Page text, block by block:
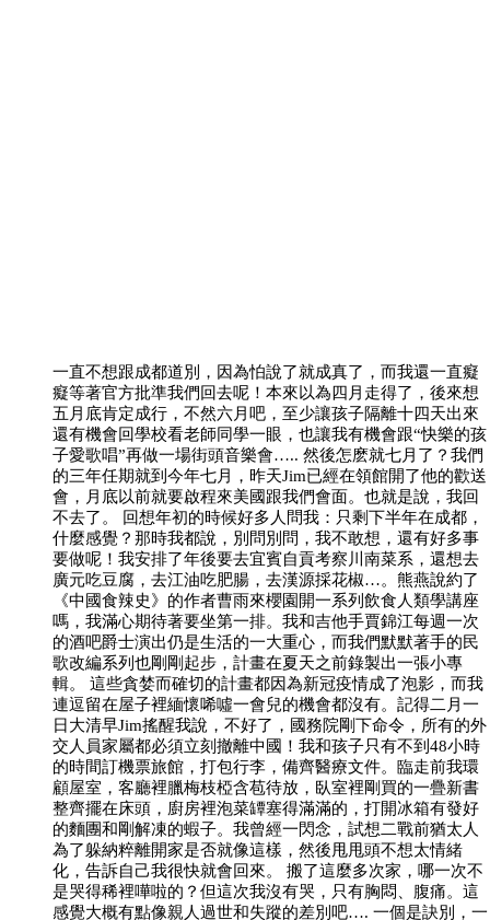
一直不想跟成都道別，因為怕說了就成真了，而我還一直癡
癡等著官方批準我們回去呢！本來以為四月走得了，後來想
五月底肯定成行，不然六月吧，至少讓孩子隔離十四天出來
還有機會回學校看老師同學一眼，也讓我有機會跟“快樂的孩
子愛歌唱”再做一場街頭音樂會….. 然後怎麽就七月了？我們
的三年任期就到今年七月，昨天Jim已經在領館開了他的歡送
會，月底以前就要啟程來美國跟我們會面。也就是說，我回
不去了。 回想年初的時候好多人問我：只剩下半年在成都，
什麼感覺？那時我都說，別問別問，我不敢想，還有好多事
要做呢！我安排了年後要去宜賓自貢考察川南菜系，還想去
廣元吃豆腐，去江油吃肥腸，去漢源採花椒…。熊燕說約了
《中國食辣史》的作者曹雨來櫻園開一系列飲食人類學講座
嗎，我滿心期待著要坐第一排。我和吉他手賈錦江每週一次
的酒吧爵士演出仍是生活的一大重心，而我們默默著手的民
歌改編系列也剛剛起步，計畫在夏天之前錄製出一張小專
輯。 這些貪婪而確切的計畫都因為新冠疫情成了泡影，而我
連逗留在屋子裡緬懷唏噓一會兒的機會都沒有。記得二月一
日大清早Jim搖醒我說，不好了，國務院剛下命令，所有的外
交人員家屬都必須立刻撤離中國！我和孩子只有不到48小時
的時間訂機票旅館，打包行李，備齊醫療文件。臨走前我環
顧屋室，客廳裡臘梅枝椏含苞待放，臥室裡剛買的一疊新書
整齊擺在床頭，廚房裡泡菜罈塞得滿滿的，打開冰箱有發好
的麵團和剛解凍的蝦子。我曾經一閃念，試想二戰前猶太人
為了躲納粹離開家是否就像這樣，然後甩甩頭不想太情緒
化，告訴自己我很快就會回來。 搬了這麼多次家，哪一次不
是哭得稀裡嘩啦的？但這次我沒有哭，只有胸悶、腹痛。這
感覺大概有點像親人過世和失蹤的差別吧…. 一個是訣別，一